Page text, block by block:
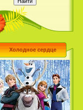
Холодное сердце